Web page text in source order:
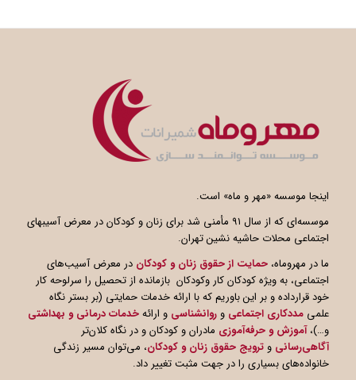
اینجا موسسه «مهر و ماه» است.
موسسه‌ای که از سال ۹۱ مأمنی شد برای زنان و کودکان در معرض آسیبهای
اجتماعی محلات حاشیه نشین تهران.
ما در مهروماه، حمایت از حقوق زنان و کودکان در معرض آسیب‌های
اجتماعی، به ویژه کودکان کار وکودکان بازمانده از تحصیل را سرلوحه کار
خود قرارداده و بر این باوریم که با ارائه خدمات حمایتی (بر بستر نگاه
علمی مددکاری اجتماعی و روانشناسی و ارائهخدمات درمانی و بهداشتی
و…)،آموزش و حرفه‌آموزی مادران و کودکان و در نگاه کلان‌تر
آگاهیرسانی و ترویج حقوق زنان و کودکان، می‌توان مسیر زندگی
خانواده‌های بسیاری را در جهت مثبت تغییر داد.